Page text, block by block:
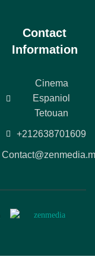
Contact
Information
Cinema
Espaniol
Tetouan
+212638701609